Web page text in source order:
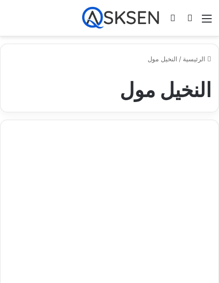
القائمة بحث عنتسجيل الدخول
الرئيسية / النخيل مول
النخيل مول